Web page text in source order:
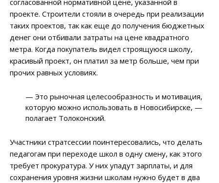
согласованной нормативной цене, указанной в
проекте. Строители стояли в очередь при реализации
таких проектов, так как еще до получения бюджетных
денег они отбивали затраты на цене квадратного
метра. Когда покупатель видел строящуюся школу,
красивый проект, он платил за метр больше, чем при
прочих равных условиях.
— Это рыночная целесообразность и мотивация,
которую можно использовать в Новосибирске, —
полагает Толоконский.
Участники стратсессии поинтересовались, что делать
педагогам при переходе школ в одну смену, как этого
требует прокуратура. У них упадут зарплаты, и для
сохранения уровня жизни школам нужно будет в два